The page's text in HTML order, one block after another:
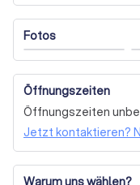
Psychotherapie
Trauer-, Sterbe- und
vorbereitet, Sie
unterstützen. Mein
wie Sie mit den
und Veränderungen
Die Gestaltung von
Trauergruppen
Fotos
Öffnungszeiten
Öffnungszeiten
Jetzt kontaktieren?
Warum uns wählen?